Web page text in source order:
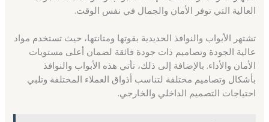
العالية التي توفر الأمان والجمال في نفس الوقت.
تشتهر الأبواب والنوافذ الحديدية بقوتها ومتانتها، حيث تستخدم مواد
عالية الجودة وتصاميم ذات جودة فائقة لضمان أعلى مستويات
الأمان والأداء. بالإضافة إلى ذلك، تأتي هذه الأبواب والنوافذ
بأشكال وتصاميم مختلفة لتناسب أذواق العملاء المختلفة وتلبي
احتياجات التصميم الداخلي والخارجي.